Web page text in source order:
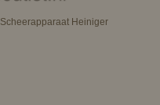
Scheerapparaat Heiniger